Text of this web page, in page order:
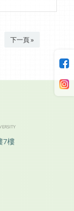
下一頁 »
7樓